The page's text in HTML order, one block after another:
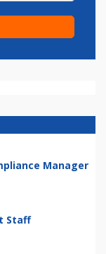
Manager
Staff